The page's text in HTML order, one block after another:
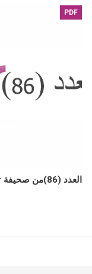
PDF
العدد (86)من صحيفة Buyer